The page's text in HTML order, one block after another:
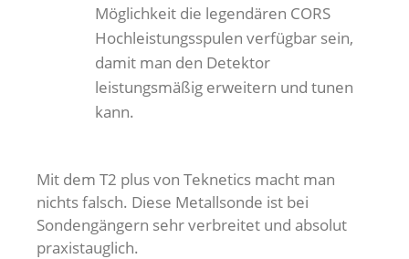
Möglichkeit die legendären CORS
Hochleistungsspulen verfügbar sein,
damit man den Detektor
leistungsmäßig erweitern und tunen
kann.
Mit dem T2 plus von Teknetics macht man
nichts falsch. Diese Metallsonde ist bei
Sondengängern sehr verbreitet und absolut
praxistauglich.